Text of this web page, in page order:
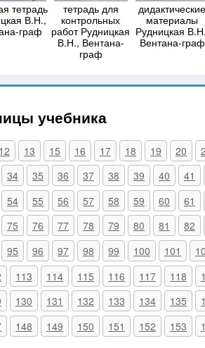
тетрадь
В.Н.,
граф
тетрадь для
контрольных
работ Рудницкая
В.Н., Вентана-
граф
дидактические
материалы
Рудницкая
Вентана-граф
учебника
12 13 15 16 17 18 19 20
34 35 36 37 38 39 40 41
54 55 56 57 58 59 60 61
75 76 77 78 79 80 81 82
95 96 97 98 99 100 101
113 114 115 116 117 118
130 131 132 133 134 135
148 149 150 151 152 153